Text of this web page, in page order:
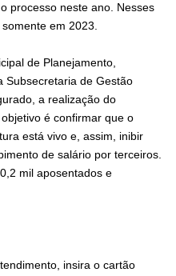
processo neste ano. Nesses
em 2023.
de Planejamento,
Subsecretaria de Gestão
a realização do
é confirmar que o
está vivo e, assim, inibir
de salário por terceiros.
mil aposentados e
insira o cartão